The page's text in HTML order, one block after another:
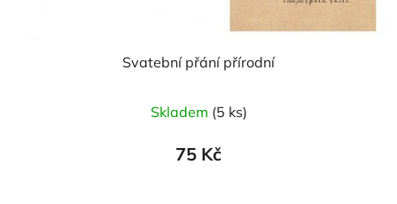
Svatební přání přírodní
Skladem (5 ks)
75 Kč